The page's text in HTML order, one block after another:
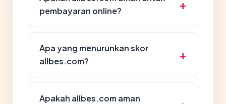
pembayaran online?
Apa yang menurunkan skor
allbes.com?
Apakah allbes.com aman